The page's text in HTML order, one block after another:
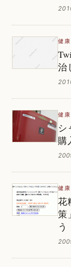
健康
治
健康
シ
購
健康
花
策
う